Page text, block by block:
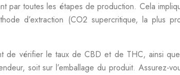
toutes les étapes de production. Cela
d’extraction (CO2 supercritique, la plus
de vérifier le taux de CBD et de THC, ainsi
soit sur l’emballage du produit. Assurez-